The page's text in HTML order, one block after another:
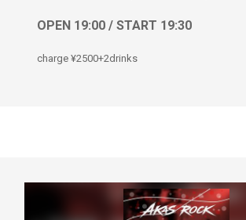
OPEN 19:00 / START 19:30
charge ¥2500+2drinks